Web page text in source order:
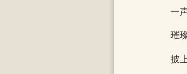
一
璀
披